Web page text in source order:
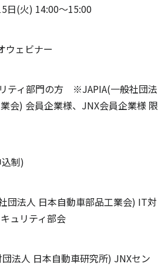
(火) 14:00～15:00
ェビナー
ティ部門の方 ※JAPIA(一般社団法
会) 会員企業様、JNX会員企業様 限
制)
法人 日本自動車部品工業会) IT対
ュリティ部会
法人 日本自動車研究所) JNXセン